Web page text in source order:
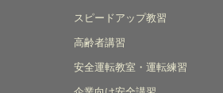
スピードアップ教習
高齢者講習
安全運転教室・運転練習